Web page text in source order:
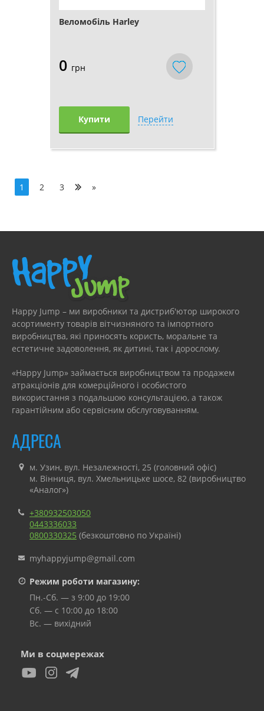
Веломобіль Harley
0 грн
Купити Перейти
1 2 3 »
Happy Jump – ми виробники та дистриб'ютор широкого
асортименту товарів вітчизняного та імпортного
виробництва, які приносять користь, моральне та
естетичне задоволення, як дитині, так і дорослому.
«Happy Jump» займається виробництвом та продажем
атракціонів для комерційного і особистого
використання з подальшою консультацією, а також
гарантійним або сервісним обслуговуванням.
АДРЕСА
м. Узин, вул. Незалежності, 25 (головний офіс)
м. Вінниця, вул. Хмельницьке шосе, 82 (виробництво
«Аналог»)
+380932503050
0443336033
0800330325 (безкоштовно по Україні)
myhappyjump@gmail.com
Режим роботи магазину:
Пн.-Сб. — з 9:00 до 19:00
Сб. — с 10:00 до 18:00
Вс. — вихідний
Ми в соцмережах